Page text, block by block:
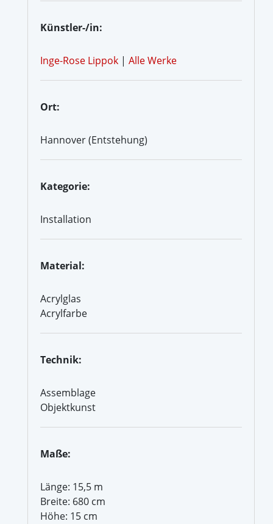
Künstler-/in:
Inge-Rose Lippok | Alle Werke
Ort:
Hannover (Entstehung)
Kategorie:
Installation
Material:
Acrylglas
Acrylfarbe
Technik:
Assemblage
Objektkunst
Maße:
Länge: 15,5 m
Breite: 680 cm
Höhe: 15 cm